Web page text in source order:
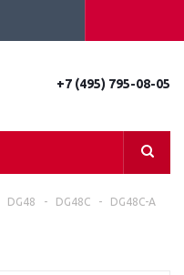
+7 (495) 795-08-05
DG48 - DG48C - DG48C-A